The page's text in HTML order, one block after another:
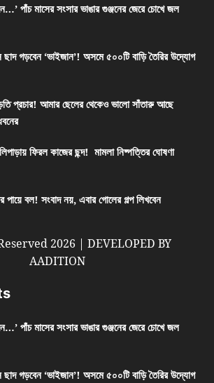
পাঁচ মাসের সংসার ভাঙার গুঞ্জনের জেরে চোখে জল
গড়বেন ‘ভাইজান’! অসমে ৫০০টি বাড়ি তৈরির উদ্যোগ
প্রচার! আমার ছেলের থেকেও ভালো সাঁতারু আছে
ফিরল কাজের ছন্দ! মামলা নিষ্পত্তির ঘোষণা
বল! সংবাদ নয়, এবার গোলের গল্প লিখবেন
2026 | DEVELOPED BY
AADITION
পাঁচ মাসের সংসার ভাঙার গুঞ্জনের জেরে চোখে জল
গড়বেন ‘ভাইজান’! অসমে ৫০০টি বাড়ি তৈরির উদ্যোগ